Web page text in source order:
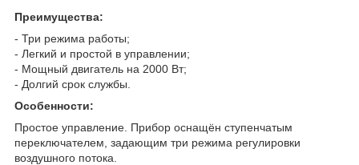
Преимущества:
- Три режима работы;
- Легкий и простой в управлении;
- Мощный двигатель на 2000 Вт;
- Долгий срок службы.
Особенности:
Простое управление. Прибор оснащён ступенчатым
переключателем, задающим три режима регулировки
воздушного потока.